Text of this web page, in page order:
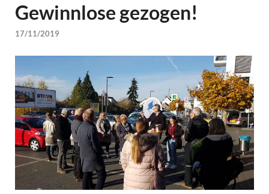
Gewinnlose gezogen!
17/11/2019